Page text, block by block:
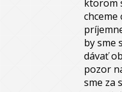
ktorom
chceme
by sme
dávať
pozor
sme za